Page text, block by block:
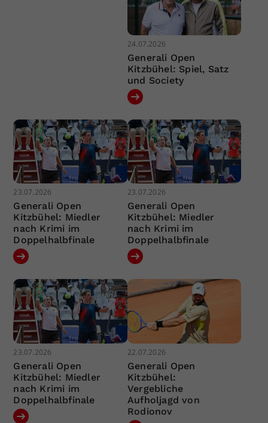
24.07.2026
Generali Open
Kitzbühel: Spiel, Satz
und Society
23.07.2026
Generali Open
Kitzbühel: Miedler
nach Krimi im
Doppelhalbfinale
23.07.2026
Generali Open
Kitzbühel: Miedler
nach Krimi im
Doppelhalbfinale
23.07.2026
Generali Open
Kitzbühel: Miedler
nach Krimi im
Doppelhalbfinale
22.07.2026
Generali Open
Kitzbühel:
Vergebliche
Aufholjagd von
Rodionov